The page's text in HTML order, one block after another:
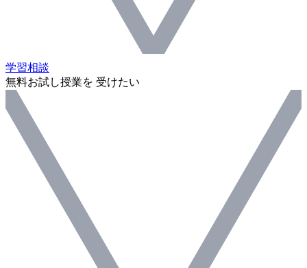
学習相談
無料お試し授業を 受けたい